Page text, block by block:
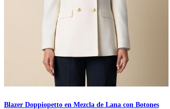
Blazer Doppiopetto en Mezcla de Lana con Botones